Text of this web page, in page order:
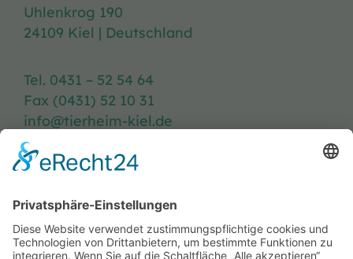
Uhlenkrog 190
24109 Kiel | Deutschland
Tel. 0431 – 52 54 64
Fax (0431) 52 10 31
info@tierheim-kiel.de
Spenden
Kontakt & Anfahrt
Öffnungszeiten